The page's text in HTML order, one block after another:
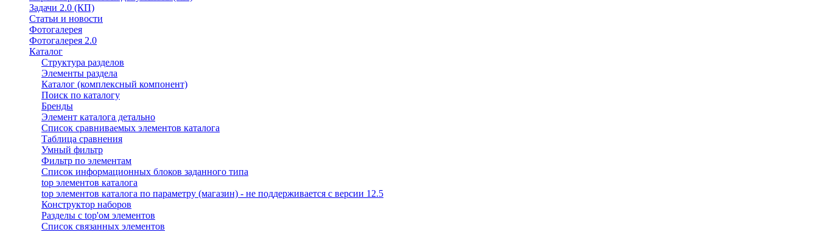
Задачи 2.0 (КП)
Статьи и новости
Фотогалерея
Фотогалерея 2.0
Каталог
Структура разделов
Элементы раздела
Каталог (комплексный компонент)
Поиск по каталогу
Бренды
Элемент каталога детально
Список сравниваемых элементов каталога
Таблица сравнения
Умный фильтр
Фильтр по элементам
Список информационных блоков заданного типа
top элементов каталога
top элементов каталога по параметру (магазин) - не поддерживается с версии 12.5
Конструктор наборов
Разделы с top'ом элементов
Список связанных элементов